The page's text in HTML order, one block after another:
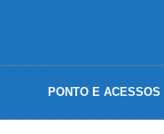
PONTO E ACESSOS